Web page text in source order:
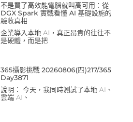
不是買了高效能電腦就叫高可用：從
DGX Spark 實戰看懂 AI 基礎設施的
驗收真相
企業導入本地 AI，真正昂貴的往往不
是硬體，而是把
365攝影挑戰 20260806(四)217/365
Day3871
說明： 今天，我同時測試了本地 AI、
雲端 AI、